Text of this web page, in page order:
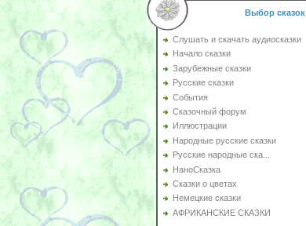
Выбор сказок
Слушать и скачать аудиосказки
Начало сказки
Зарубежные сказки
Русские сказки
События
Сказочный форум
Иллюстрации
Народные русские сказки
Русские народные ска...
НаноСказка
Сказки о цветах
Немецкие сказки
АФРИКАНСКИЕ СКАЗКИ